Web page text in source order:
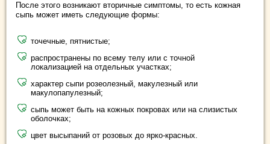
После этого возникают вторичные симптомы, то есть кожная
сыпь может иметь следующие формы:
точечные, пятнистые;
распространены по всему телу или с точной
локализацией на отдельных участках;
характер сыпи розеолезный, макулезный или
макулопапулезный;
сыпь может быть на кожных покровах или на слизистых
оболочках;
цвет высыпаний от розовых до ярко-красных.